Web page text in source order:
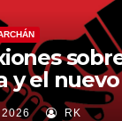
y el nuevo
mundial
RK